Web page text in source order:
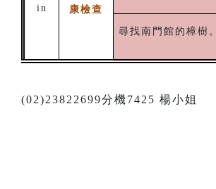
in
康檢查
尋找南門館的樟樹。
(02)23822699分機7425 楊小姐